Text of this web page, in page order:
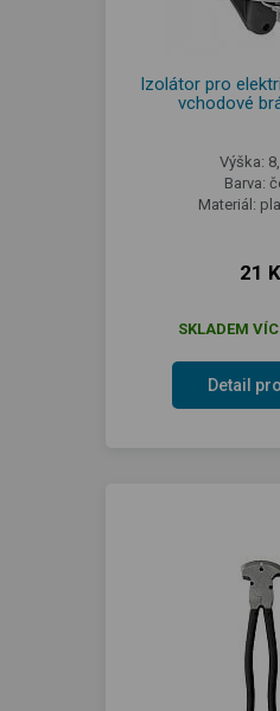
Izolátor pro
vchodové
Výška:
Barva:
Materiál:
21
SKLADEM
Detail